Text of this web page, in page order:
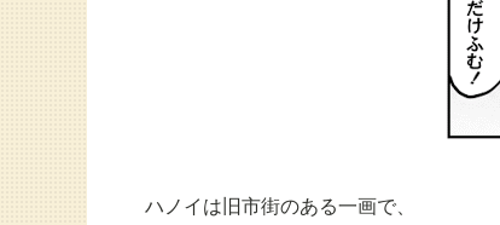
ハノイは旧市街のある一画で、